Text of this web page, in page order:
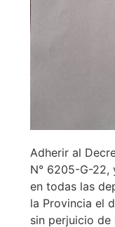
Adherir al
N° 6205-G-22,
en todas las
la Provincia el
sin perjuicio